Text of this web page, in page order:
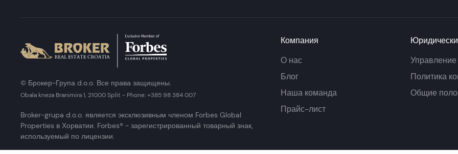
Компания
О нас
Блог
Наша команда
Прайс-лист
Политика
Общие
© Брокер-Група d.o.o. Все права защищены.
Obala kneza Branimira 1, 21000 Split - Phone: +385 98 384 007
Broker-grupa d.o.o. является эксклюзивным членом Forbes Global
Properties в Хорватии. Forbes® - зарегистрированный товарный знак,
используемый по лицензии.